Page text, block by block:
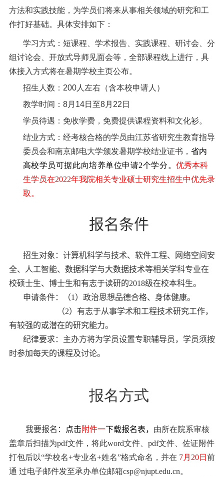
方法和实践技能，为学员们将来从事相关领域的研究和工
作打好基础。具体安排如下：
学习方式： 短课程、学术报告、实践课程、研讨会、分
组讨论会、开放式导师见面会等，全部课程线上进行，具
体接入方式将在暑期学校主页公布。
招生人数： 200人左右（含本校申请人）
教学时间： 8月14日至8月22日
学员待遇： 免收学费，免费提供课程资料和文化衫。
结业方式： 经考核合格的学员由江苏省研究生教育指导
委员会和南京邮电大学颁发暑期学校结业证书， 省内
高校学员可据此向培养单位申请2个学分。优秀本科
生学员在2022年我院相关专业硕士研究生招生中优先录
取。
报名条件
招生对象：计算机科学与技术、软件工程、网络空间安
全、人工智能、 数据科学与大数据技术等相关学科专业在
校硕士生、博士生和有志于读研的2018级在校本科生。
申请条件：
（1 ）政治思想品德合格、身体健康。
（2）有志于从事学术和工程技术研究工作，
有较强的或潜在的研究能力。
纪律要求： 主办方将为学员设置专职辅导员，学员须按
时参加每天的课程及讨论。
报名方式
我要报名： 点击 附件一下载报名表， 由所在院系审核
盖章后扫描为pdf文件，将此word文件、pdf文件、佐证附件
打包后以“学校名+专业名+姓名”格式命名， 并在 7月20日 前
通 过电子邮件发至承办单位邮箱csp@njupt.edu.cn。